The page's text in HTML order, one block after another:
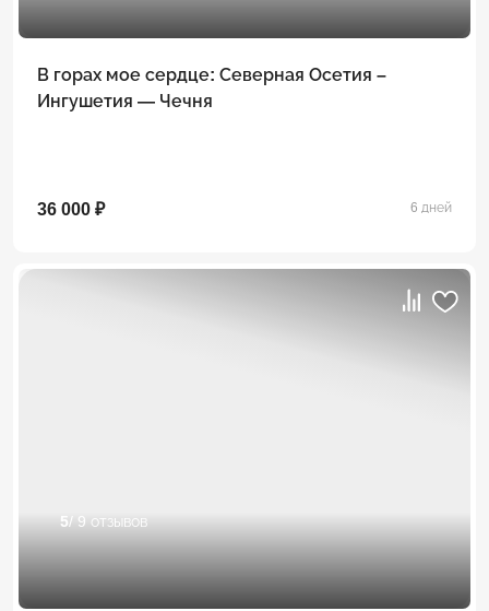
В горах мое сердце: Северная Осетия –
Ингушетия — Чечня
36 000 ₽ 6 дней
5/ 9 отзывов